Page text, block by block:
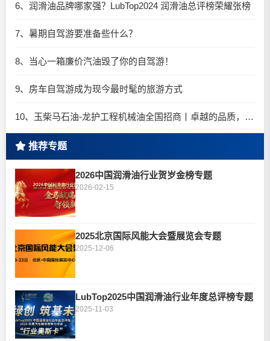
6、润滑油品牌哪家强？LubTop2024 润滑油总评榜荣耀张榜
7、暑期自驾游要准备些什么？
8、当心一箱廉价汽油毁了你的自驾游！
9、房车自驾游成为现今最时髦的旅游方式
10、玉柴马石油-龙护工程机械油全国招商丨卓越的品质，专业的品牌！
推荐专题
2026中国润滑油行业贺岁金榜专题
2026-02-15
2025北京国际风能大会暨展览会专题
2025-12-06
LubTop2025中国润滑油行业年度总评榜专题
2025-11-03